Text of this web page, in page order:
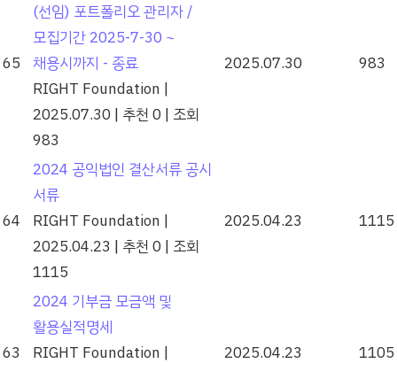
65
(선임) 포트폴리오 관리자 /
모집기간 2025-7-30 ~
채용시까지 - 종료
RIGHT Foundation |
2025.07.30 | 추천 0 | 조회
983
2025.07.30 983
64
2024 공익법인 결산서류 공시
서류
RIGHT Foundation |
2025.04.23 | 추천 0 | 조회
1115
2025.04.23 1115
63
2024 기부금 모금액 및
활용실적명세
RIGHT Foundation |
2025.04.23 1105